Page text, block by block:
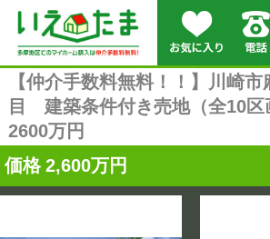
【仲介手数料無料！！】川崎
目 建築条件付き売地（全10
2600万円
価格 2,600万円